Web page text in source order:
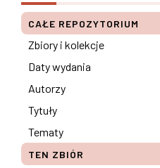
CAŁE REPOZYTORIUM
Zbiory i kolekcje
Daty wydania
Autorzy
Tytuły
Tematy
TEN ZBIÓR